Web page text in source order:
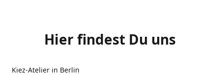
Hier findest Du uns
Kiez-Atelier in Berlin